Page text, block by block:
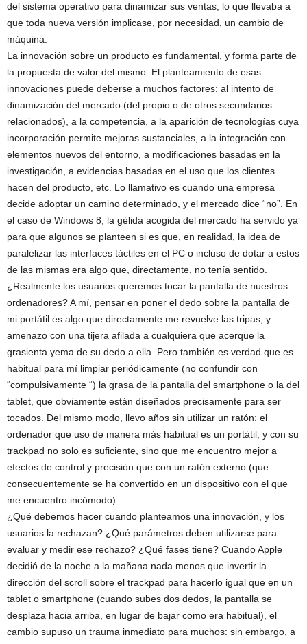
del sistema operativo para dinamizar sus ventas, lo que llevaba a
que toda nueva versión implicase, por necesidad, un cambio de
máquina.
La innovación sobre un producto es fundamental, y forma parte de
la propuesta de valor del mismo. El planteamiento de esas
innovaciones puede deberse a muchos factores: al intento de
dinamización del mercado (del propio o de otros secundarios
relacionados), a la competencia, a la aparición de tecnologías cuya
incorporación permite mejoras sustanciales, a la integración con
elementos nuevos del entorno, a modificaciones basadas en la
investigación, a evidencias basadas en el uso que los clientes
hacen del producto, etc. Lo llamativo es cuando una empresa
decide adoptar un camino determinado, y el mercado dice “no”. En
el caso de Windows 8, la gélida acogida del mercado ha servido ya
para que algunos se planteen si es que, en realidad, la idea de
paralelizar las interfaces táctiles en el PC o incluso de dotar a estos
de las mismas era algo que, directamente, no tenía sentido.
¿Realmente los usuarios queremos tocar la pantalla de nuestros
ordenadores? A mí, pensar en poner el dedo sobre la pantalla de
mi portátil es algo que directamente me revuelve las tripas, y
amenazo con una tijera afilada a cualquiera que acerque la
grasienta yema de su dedo a ella. Pero también es verdad que es
habitual para mí limpiar periódicamente (no confundir con
“compulsivamente “) la grasa de la pantalla del smartphone o la del
tablet, que obviamente están diseñados precisamente para ser
tocados. Del mismo modo, llevo años sin utilizar un ratón: el
ordenador que uso de manera más habitual es un portátil, y con su
trackpad no solo es suficiente, sino que me encuentro mejor a
efectos de control y precisión que con un ratón externo (que
consecuentemente se ha convertido en un dispositivo con el que
me encuentro incómodo).
¿Qué debemos hacer cuando planteamos una innovación, y los
usuarios la rechazan? ¿Qué parámetros deben utilizarse para
evaluar y medir ese rechazo? ¿Qué fases tiene? Cuando Apple
decidió de la noche a la mañana nada menos que invertir la
dirección del scroll sobre el trackpad para hacerlo igual que en un
tablet o smartphone (cuando subes dos dedos, la pantalla se
desplaza hacia arriba, en lugar de bajar como era habitual), el
cambio supuso un trauma inmediato para muchos: sin embargo, a